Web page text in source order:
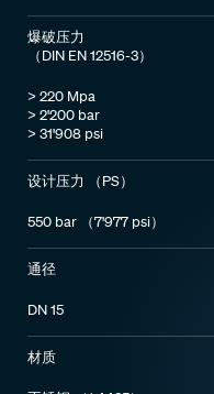
爆破压力
（DIN EN 12516-3）
> 220 Mpa
> 2'200 bar
> 31'908 psi
设计压力 （PS）
550 bar （7'977 psi）
通径
DN 15
材质